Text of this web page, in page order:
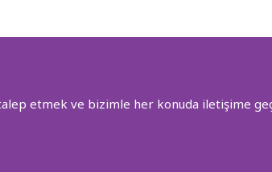
etmek ve bizimle her konuda iletişime